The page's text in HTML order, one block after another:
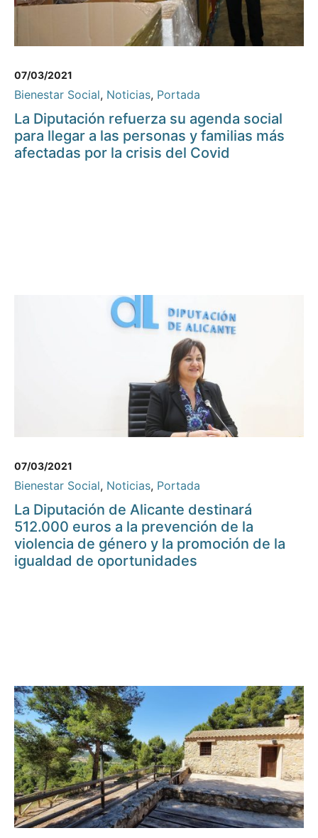
07/03/2021
Bienestar Social, Noticias, Portada
La Diputación refuerza su agenda social
para llegar a las personas y familias más
afectadas por la crisis del Covid
07/03/2021
Bienestar Social, Noticias, Portada
La Diputación de Alicante destinará
512.000 euros a la prevención de la
violencia de género y la promoción de la
igualdad de oportunidades